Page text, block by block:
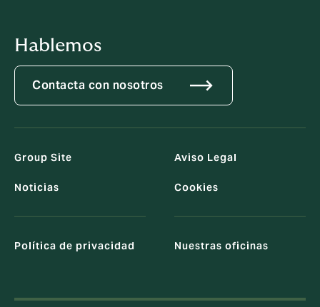
Hablemos
Contacta con nosotros
Group Site
Noticias
Aviso Legal
Cookies
Política de privacidad Nuestras oficinas